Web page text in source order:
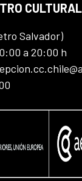
Salvador)
a 20:00 h